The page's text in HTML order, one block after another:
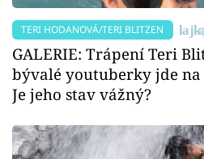
TERI HODANOVÁ/TERI BLITZEN
GALERIE: Trápení Teri
bývalé youtuberky jde
Je jeho stav vážný?